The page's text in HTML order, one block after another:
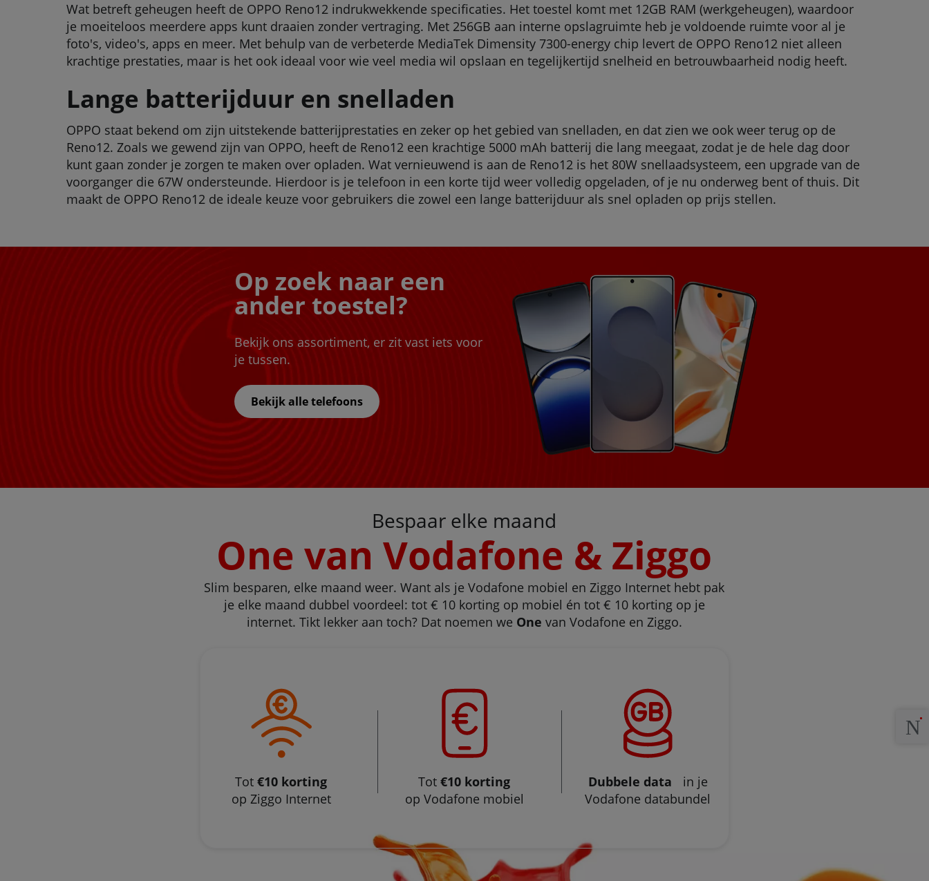
Wat betreft geheugen heeft de OPPO Reno12 indrukwekkende specificaties. Het toestel komt met 12GB RAM (werkgeheugen), waardoor
je moeiteloos meerdere apps kunt draaien zonder vertraging. Met 256GB aan interne opslagruimte heb je voldoende ruimte voor al je
foto's, video's, apps en meer. Met behulp van de verbeterde MediaTek Dimensity 7300-energy chip levert de OPPO Reno12 niet alleen
krachtige prestaties, maar is het ook ideaal voor wie veel media wil opslaan en tegelijkertijd snelheid en betrouwbaarheid nodig heeft.
Lange batterijduur en snelladen
OPPO staat bekend om zijn uitstekende batterijprestaties en zeker op het gebied van snelladen, en dat zien we ook weer terug op de
Reno12. Zoals we gewend zijn van OPPO, heeft de Reno12 een krachtige 5000 mAh batterij die lang meegaat, zodat je de hele dag door
kunt gaan zonder je zorgen te maken over opladen. Wat vernieuwend is aan de Reno12 is het 80W snellaadsysteem, een upgrade van de
voorganger die 67W ondersteunde. Hierdoor is je telefoon in een korte tijd weer volledig opgeladen, of je nu onderweg bent of thuis. Dit
maakt de OPPO Reno12 de ideale keuze voor gebruikers die zowel een lange batterijduur als snel opladen op prijs stellen.
Op zoek naar een
ander toestel?
Bekijk ons assortiment, er zit vast iets voor
je tussen.
Bekijk alle telefoons
Bespaar elke maand
One van Vodafone & Ziggo
Slim besparen, elke maand weer. Want als je Vodafone mobiel en Ziggo Internet hebt pak
je elke maand dubbel voordeel: tot € 10 korting op mobiel én tot € 10 korting op je
internet. Tikt lekker aan toch? Dat noemen we One van Vodafone en Ziggo.
Tot€10 korting
op Ziggo Internet
Tot€10 korting
op Vodafone mobiel
Dubbele data in je
Vodafone databundel